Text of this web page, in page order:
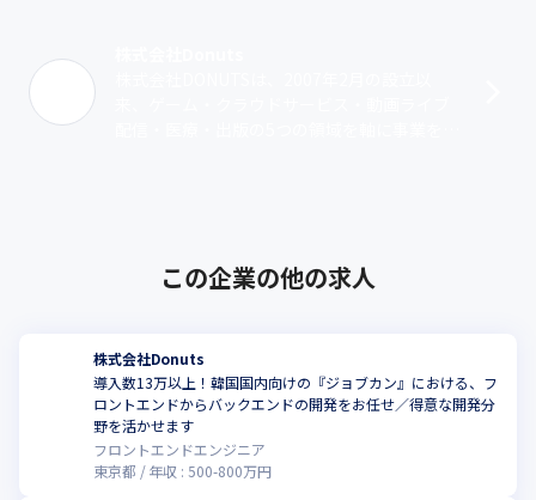
この企業の他の求人
株式会社Donuts
導入数13万以上！韓国国内向けの『ジョブカン』における、フ
ロントエンドからバックエンドの開発をお任せ／得意な開発分
野を活かせます
フロントエンドエンジニア
東京都
年収 :500-800万円